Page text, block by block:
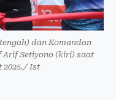
dan Komandan
Arif Setiyono (kiri) saat
2025./ Ist